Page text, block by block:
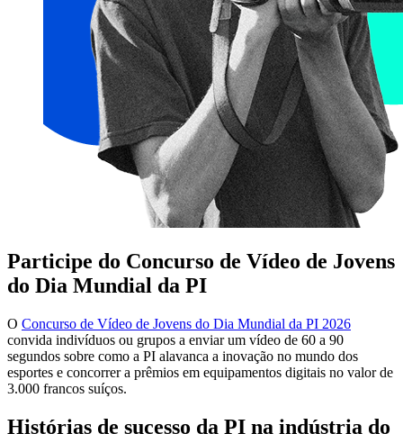
Participe do Concurso de Vídeo de Jovens
do Dia Mundial da PI
O Concurso de Vídeo de Jovens do Dia Mundial da PI 2026
convida indivíduos ou grupos a enviar um vídeo de 60 a 90
segundos sobre como a PI alavanca a inovação no mundo dos
esportes e concorrer a prêmios em equipamentos digitais no valor de
3.000 francos suíços.
Histórias de sucesso da PI na indústria do